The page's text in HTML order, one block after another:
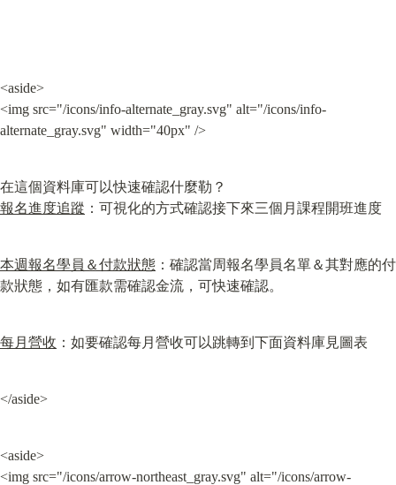
<aside>
<img src="/icons/info-alternate_gray.svg" alt="/icons/info-
alternate_gray.svg" width="40px" />
報名進度追蹤 ：可視化的方式確認接下來三個月課程開班進度
本週報名學員＆付款狀態 ：確認當周報名學員名單＆其對應的付
款狀態，如有匯款需確認金流，可快速確認。
每月營收 ：如要確認每月營收可以跳轉到下面資料庫見圖表
</aside>
<aside>
<img src="/icons/arrow-northeast_gray.svg" alt="/icons/arrow-